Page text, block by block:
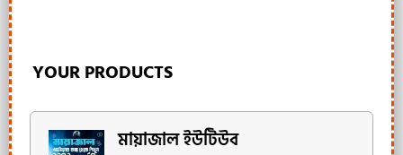
YOUR PRODUCTS
মায়াজাল ইউটিউব